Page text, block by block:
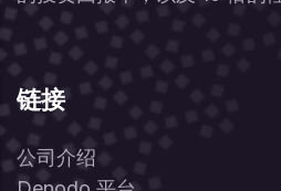
链接
公司介绍